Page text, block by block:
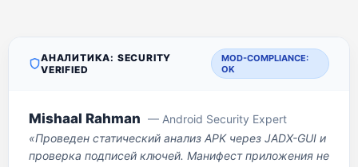
АНАЛИТИКА: SECURITY
VERIFIED
MOD-COMPLIANCE:
OK
Mishaal Rahman — Android Security Expert
«Проведен статический анализ APK через JADX-GUI и
проверка подписей ключей. Манифест приложения не